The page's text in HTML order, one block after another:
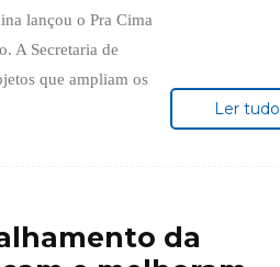
lançou o Pra Cima
A Secretaria de
que ampliam os
Ler tudo
da